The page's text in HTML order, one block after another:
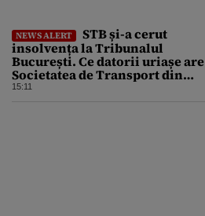
NEWS ALERT
STB și-a cerut
insolvența la Tribunalul
București. Ce datorii uriașe are
Societatea de Transport din
București
15:11